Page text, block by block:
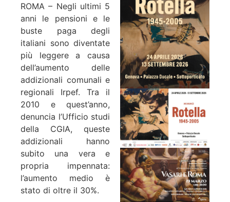
ROMA – Negli ultimi 5
anni le pensioni e le
buste paga degli
italiani sono diventate
più leggere a causa
dell’aumento delle
addizionali comunali e
regionali Irpef. Tra il
2010 e quest’anno,
denuncia l’Ufficio studi
della CGIA, queste
addizionali hanno
subito una vera e
propria impennata:
l’aumento medio è
stato di oltre il 30%.